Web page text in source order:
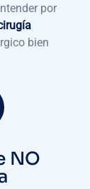
por
bien
NO